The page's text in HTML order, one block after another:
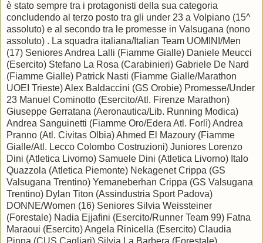
è stato sempre tra i protagonisti della sua categoria
concludendo al terzo posto tra gli under 23 a Volpiano (15^
assoluto) e al secondo tra le promesse in Valsugana (nono
assoluto) . La squadra italiana/Italian Team UOMINI/Men
(17) Seniores Andrea Lalli (Fiamme Gialle) Daniele Meucci
(Esercito) Stefano La Rosa (Carabinieri) Gabriele De Nard
(Fiamme Gialle) Patrick Nasti (Fiamme Gialle/Marathon
UOEI Trieste) Alex Baldaccini (GS Orobie) Promesse/Under
23 Manuel Cominotto (Esercito/Atl. Firenze Marathon)
Giuseppe Gerratana (Aeronautica/Lib. Running Modica)
Andrea Sanguinetti (Fiamme Oro/Edera Atl. Forlì) Andrea
Pranno (Atl. Civitas Olbia) Ahmed El Mazoury (Fiamme
Gialle/Atl. Lecco Colombo Costruzioni) Juniores Lorenzo
Dini (Atletica Livorno) Samuele Dini (Atletica Livorno) Italo
Quazzola (Atletica Piemonte) Nekagenet Crippa (GS
Valsugana Trentino) Yemaneberhan Crippa (GS Valsugana
Trentino) Dylan Titon (Assindustria Sport Padova)
DONNE/Women (16) Seniores Silvia Weissteiner
(Forestale) Nadia Ejjafini (Esercito/Runner Team 99) Fatna
Maraoui (Esercito) Angela Rinicella (Esercito) Claudia